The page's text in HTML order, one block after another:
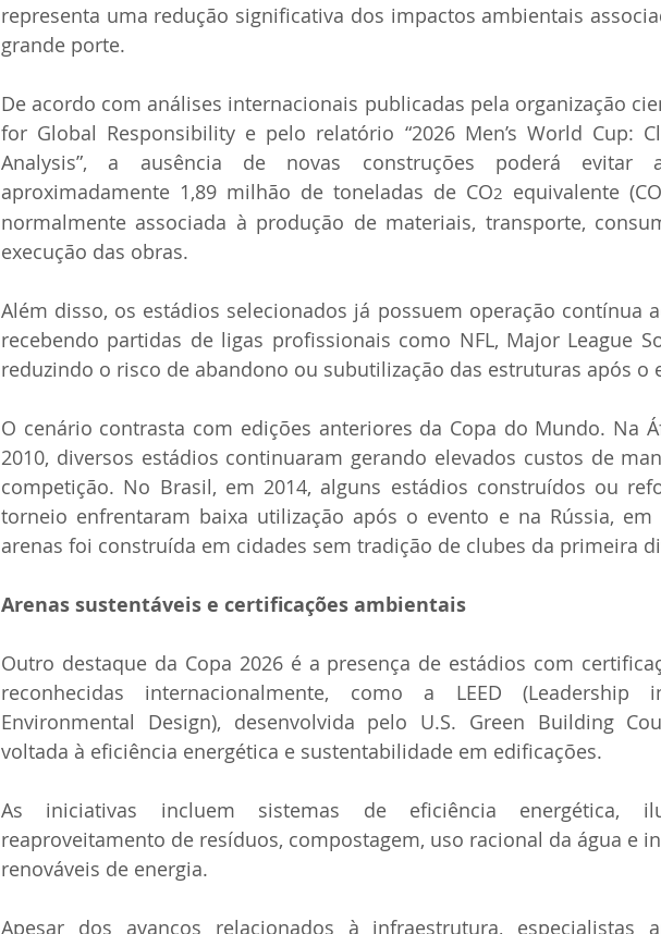
representa uma redução significativa dos impactos ambientais
grande porte.
De acordo com análises internacionais publicadas pela organização
for Global Responsibility e pelo relatório “2026 Men’s World Cup:
Analysis”, a ausência de novas construções poderá evitar
aproximadamente 1,89 milhão de toneladas de CO2 equivalente (CO
normalmente associada à produção de materiais, transporte,
execução das obras.
Além disso, os estádios selecionados já possuem operação contínua
recebendo partidas de ligas profissionais como NFL, Major League
reduzindo o risco de abandono ou subutilização das estruturas após o
O cenário contrasta com edições anteriores da Copa do Mundo. Na
2010, diversos estádios continuaram gerando elevados custos de
competição. No Brasil, em 2014, alguns estádios construídos ou
torneio enfrentaram baixa utilização após o evento e na Rússia, em
arenas foi construída em cidades sem tradição de clubes da primeira
Arenas sustentáveis e certificações ambientais
Outro destaque da Copa 2026 é a presença de estádios com
reconhecidas internacionalmente, como a LEED (Leadership
Environmental Design), desenvolvida pelo U.S. Green Building
voltada à eficiência energética e sustentabilidade em edificações.
As iniciativas incluem sistemas de eficiência energética,
reaproveitamento de resíduos, compostagem, uso racional da água e
renováveis de energia.
Apesar dos avanços relacionados à infraestrutura, especialistas